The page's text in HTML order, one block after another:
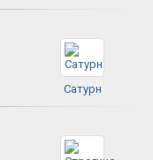
Сатурн